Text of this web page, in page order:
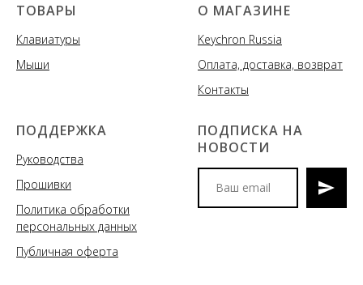
ТОВАРЫ
Клавиатуры
Мыши
О МАГАЗИНЕ
Keychron Russia
Оплата, доставка, возврат
Контакты
ПОДДЕРЖКА
Руководства
Прошивки
Политика обработки
персональных данных
Публичная оферта
ПОДПИСКА НА
НОВОСТИ